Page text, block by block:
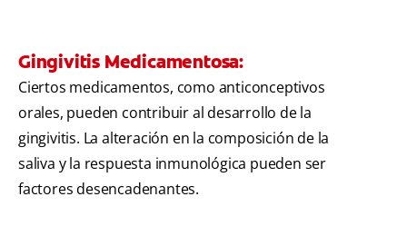
Gingivitis Medicamentosa:
Ciertos medicamentos, como anticonceptivos
orales, pueden contribuir al desarrollo de la
gingivitis. La alteración en la composición de la
saliva y la respuesta inmunológica pueden ser
factores desencadenantes.